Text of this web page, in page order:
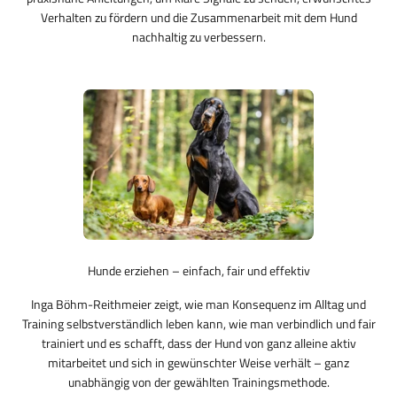
Verhalten zu fördern und die Zusammenarbeit mit dem Hund
nachhaltig zu verbessern.
Hunde erziehen – einfach, fair und effektiv
Inga Böhm-Reithmeier zeigt, wie man Konsequenz im Alltag und
Training selbstverständlich leben kann, wie man verbindlich und fair
trainiert und es schafft, dass der Hund von ganz alleine aktiv
mitarbeitet und sich in gewünschter Weise verhält – ganz
unabhängig von der gewählten Trainingsmethode.